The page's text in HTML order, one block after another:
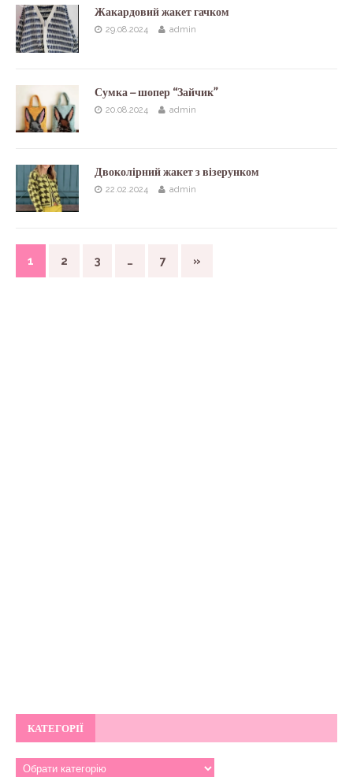
Жакардовий жакет гачком
29.08.2024 admin
Сумка – шопер “Зайчик”
20.08.2024 admin
Двоколірний жакет з візерунком
22.02.2024 admin
1 2 3 … 7 »
КАТЕГОРІЇ